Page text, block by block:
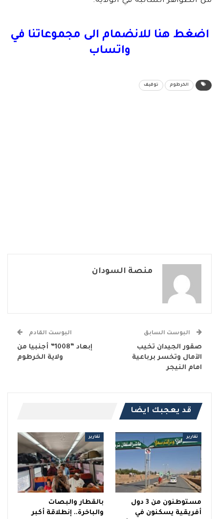
اضغط هنا للانضمام الى مجموعاتنا في
واتساب
الخرطوم توقيف
منصة السودان
البوست السابق
صقور الجيدان تخيب
الآمال وتخسر برباعية
امام النيجر
البوست القادم
إبعاد “1008” أجنبيا من
ولاية الخرطوم
قد يعجبك ايضا
تقارير
مستوطنون من 3 دول
أفريقية يسكنون في
تقارير
بالقطار والبصات
والباخرة.. إنطلاقة أكبر